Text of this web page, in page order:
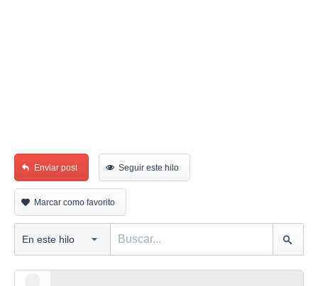
Enviar post Seguir este hilo
Marcar como favorito